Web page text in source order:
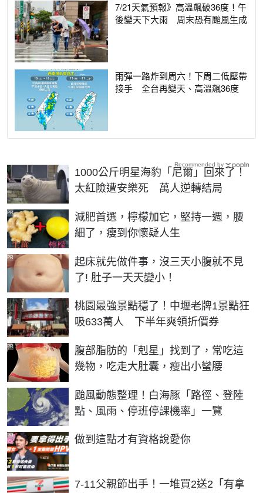
7/21天氣預報》高溫飆破36度！午
後變天下大雨 周末恐有颱風生成
雨彈一路炸到周六！下周二低壓帶
接手 全台再變天、高溫飆36度
1000公斤明星海豹「尼爾」回來了！
太紅險遭安樂死 萬人逆轉結局
減肥首選，檸檬加它，堅持一週，腰
細了，瘦到你懷疑人生
PR
起床就先做件事，沒三天小腹就不見
了! 肚子一天天變小！
PR
桃園最強景點穩了！中壢老牌1景點狂
吸633萬人 下半年爽領折價券
腹部脂肪的「剋星」找到了，常吃這
幾物，吃走大肚囊，瘦出小蠻腰
PR
颱風動態整理！白海豚「路徑、登陸
點、風雨、停班停課機率」一覽
做到這點才有資格說愛你
PR
7-11父親節出手！一堆買2送2「有拿
Recommended by